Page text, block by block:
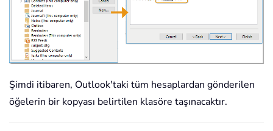
Şimdi itibaren, Outlook'taki tüm hesaplardan gönderilen
öğelerin bir kopyası belirtilen klasöre taşınacaktır.